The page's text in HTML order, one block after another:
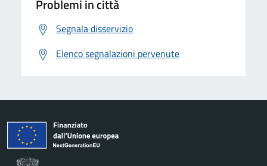
Problemi in città
Segnala disservizio
Elenco segnalazioni pervenute